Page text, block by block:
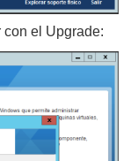
con el Upgrade: